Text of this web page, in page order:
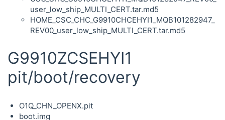
user_low_ship_MULTI_CERT.tar.md5
HOME_CSC_CHC_G9910CHCEHYI1_MQB101282947_
REV00_user_low_ship_MULTI_CERT.tar.md5
G9910ZCSEHYI1
pit/boot/recovery
O1Q_CHN_OPENX.pit
boot.img